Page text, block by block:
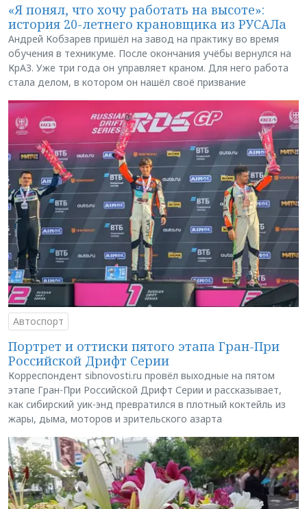
«Я понял, что хочу работать на высоте»:
история 20-летнего крановщика из РУСАЛа
Андрей Кобзарев пришёл на завод на практику во время
обучения в техникуме. После окончания учёбы вернулся на
КрАЗ. Уже три года он управляет краном. Для него работа
стала делом, в котором он нашёл своё призвание
Автоспорт
Портрет и оттиски пятого этапа Гран-При
Российской Дрифт Серии
Корреспондент sibnovosti.ru провёл выходные на пятом
этапе Гран-При Российской Дрифт Серии и рассказывает,
как сибирский уик-энд превратился в плотный коктейль из
жары, дыма, моторов и зрительского азарта